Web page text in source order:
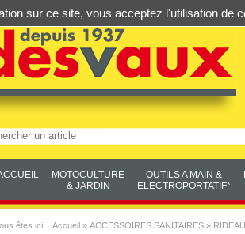
MOTOCULTURE
& JARDIN
OUTILS A MAIN &
ELECTROPORTATIF*
êtes ici... Accueil » ACCESSOIRES SANITAIRES »
sur ce site, vous acceptez l'utilisation